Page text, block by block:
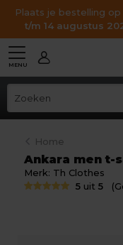
Plaats je bestelling
t/m 14 augustus
MENU
Home
Ankara men t-
Merk: Th Clothes
5 uit5